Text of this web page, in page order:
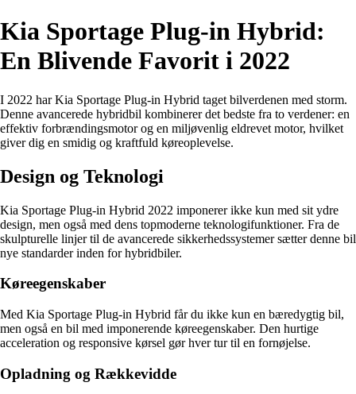
Kia Sportage Plug-in Hybrid:
En Blivende Favorit i 2022
I 2022 har Kia Sportage Plug-in Hybrid taget bilverdenen med storm.
Denne avancerede hybridbil kombinerer det bedste fra to verdener: en
effektiv forbrændingsmotor og en miljøvenlig eldrevet motor, hvilket
giver dig en smidig og kraftfuld køreoplevelse.
Design og Teknologi
Kia Sportage Plug-in Hybrid 2022 imponerer ikke kun med sit ydre
design, men også med dens topmoderne teknologifunktioner. Fra de
skulpturelle linjer til de avancerede sikkerhedssystemer sætter denne bil
nye standarder inden for hybridbiler.
Køreegenskaber
Med Kia Sportage Plug-in Hybrid får du ikke kun en bæredygtig bil,
men også en bil med imponerende køreegenskaber. Den hurtige
acceleration og responsive kørsel gør hver tur til en fornøjelse.
Opladning og Rækkevidde